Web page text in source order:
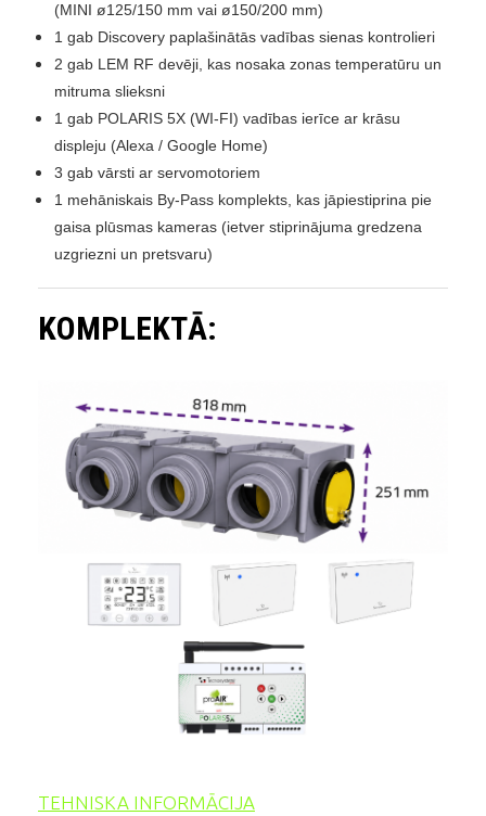
(MINI ø125/150 mm vai ø150/200 mm)
1 gab Discovery paplašinātās vadības sienas kontrolieri
2 gab LEM RF devēji, kas nosaka zonas temperatūru un
mitruma slieksni
1 gab POLARIS 5X (WI-FI) vadības ierīce ar krāsu
displeju (Alexa / Google Home)
3 gab vārsti ar servomotoriem
1 mehāniskais By-Pass komplekts, kas jāpiestiprina pie
gaisa plūsmas kameras (ietver stiprinājuma gredzena
uzgriezni un pretsvaru)
KOMPLEKTĀ:
TEHNISKA INFORMĀCIJA